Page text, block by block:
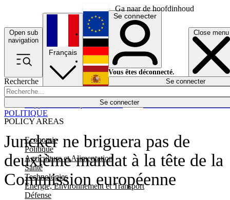
Ga naar de hoofdinhoud
Open sub
navigation
Close menu
Recherche
Se connecter
POLICY AREAS
Economie
Politique
Agriculture et Alimentation
Santé
Technologies
Energie, Environnement et Transport
Défense
Économie
Français
English
Deutsch
Español
Se connecter
Vous êtes déconnecté.
Se connecter
Juncker ne briguera pas de
deuxième mandat à la tête de la
Commission européenne
POLITIQUE